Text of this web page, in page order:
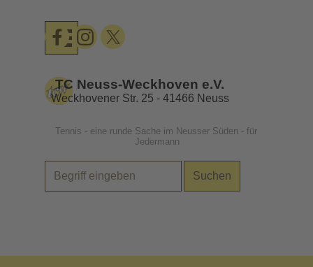
Menü überspringen
TC Neuss-Weckhoven e.V.
Weckhovener Str. 25 - 41466 Neuss
Tennis - eine runde Sache im Neusser Süden - für
Jedermann
Suchen